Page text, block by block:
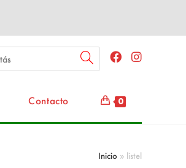
Contacto 0
Inicio » listel